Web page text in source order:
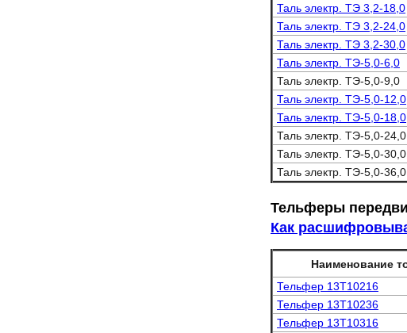
Таль электр. ТЭ 3,2-18,0
Таль электр. ТЭ 3,2-24,0
Таль электр. ТЭ 3,2-30,0
Таль электр. ТЭ-5,0-6,0
Таль электр. ТЭ-5,0-9,0
Таль электр. ТЭ-5,0-12,0
Таль электр. ТЭ-5,0-18,0
Таль электр. ТЭ-5,0-24,0
Таль электр. ТЭ-5,0-30,0
Таль электр. ТЭ-5,0-36,0
Тельферы
Как
Наименование
Тельфер 13Т10216
Тельфер 13Т10236
Тельфер 13Т10316